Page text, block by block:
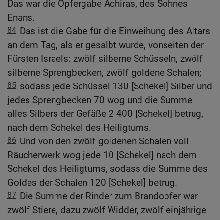
Das war die Opfergabe Achiras, des Sohnes
Enans.
84 Das ist die Gabe für die Einweihung des Altars
an dem Tag, als er gesalbt wurde, vonseiten der
Fürsten Israels: zwölf silberne Schüsseln, zwölf
silberne Sprengbecken, zwölf goldene Schalen;
85 sodass jede Schüssel 130 [Schekel] Silber und
jedes Sprengbecken 70 wog und die Summe
alles Silbers der Gefäße 2 400 [Schekel] betrug,
nach dem Schekel des Heiligtums.
86 Und von den zwölf goldenen Schalen voll
Räucherwerk wog jede 10 [Schekel] nach dem
Schekel des Heiligtums, sodass die Summe des
Goldes der Schalen 120 [Schekel] betrug.
87 Die Summe der Rinder zum Brandopfer war
zwölf Stiere, dazu zwölf Widder, zwölf einjährige